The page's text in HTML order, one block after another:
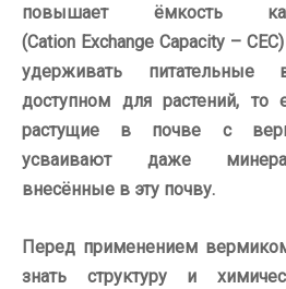
повышает ёмкость
(Cation Exchange Capacity – CEC
удерживать питательные
доступном для растений, то
растущие в
почве с
усваивают даже
внесённые в эту почву.
Перед применением
знать структуру и